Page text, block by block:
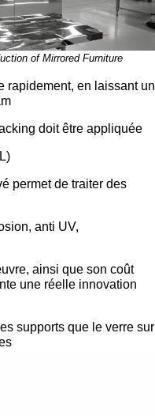
of Mirrored Furniture
rapidement, en laissant un
doit être appliquée
permet de traiter des
anti UV,
ainsi que son coût
une réelle innovation
supports que le verre sur